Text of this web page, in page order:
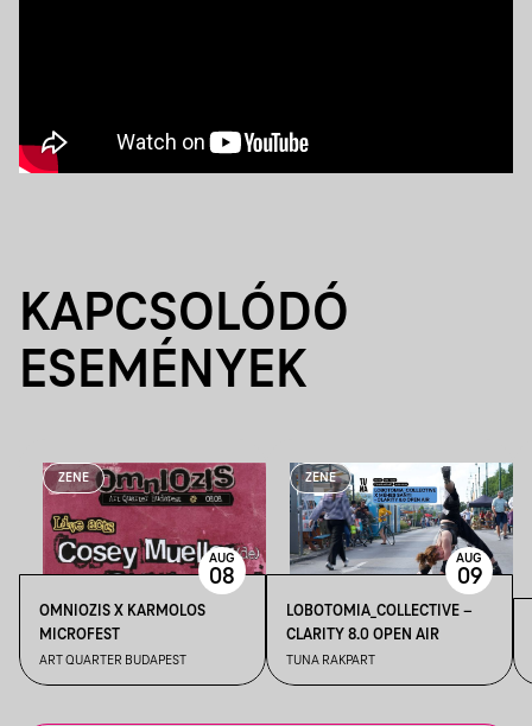
KAPCSOLÓDÓ
ESEMÉNYEK
ZENE
OMNIOZIS X KARMOLOS
MICROFEST
ART QUARTER BUDAPEST
AUG
08
ZENE
LOBOTOMIA_COLLECTIVE –
CLARITY 8.0 OPEN AIR
TUNA RAKPART
AUG
09